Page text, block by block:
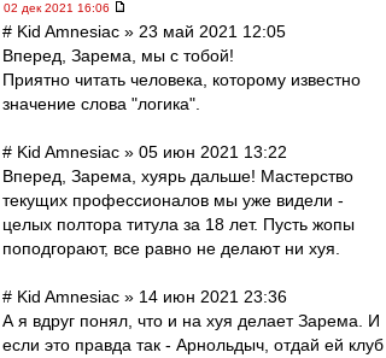
02 дек 2021 16:06
# Kid Amnesiac » 23 май 2021 12:05
Вперед, Зарема, мы с тобой!
Приятно читать человека, которому известно
значение слова "логика".
# Kid Amnesiac » 05 июн 2021 13:22
Вперед, Зарема, хуярь дальше! Мастерство
текущих профессионалов мы уже видели -
целых полтора титула за 18 лет. Пусть жопы
поподгорают, все равно не делают ни хуя.
# Kid Amnesiac » 14 июн 2021 23:36
А я вдруг понял, что и на хуя делает Зарема. И
если это правда так - Арнольдыч, отдай ей клуб